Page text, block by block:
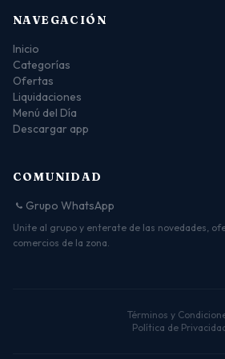
NAVEGACIÓN
Inicio
Categorías
Ofertas
Liquidaciones
Menú del Día
Descargar app
COMUNIDAD
Grupo WhatsApp
Unite al grupo y enterate de las novedades,
comercios de la zona.
Términos y
Política de